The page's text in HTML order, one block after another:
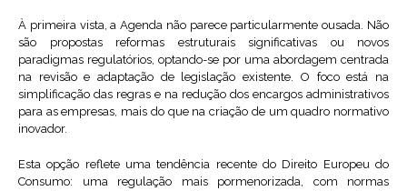
À primeira vista, a Agenda não parece particularmente ousada. Não
são propostas reformas estruturais significativas ou novos
paradigmas regulatórios, optando-se por uma abordagem centrada
na revisão e adaptação de legislação existente. O foco está na
simplificação das regras e na redução dos encargos administrativos
para as empresas, mais do que na criação de um quadro normativo
inovador.
Esta opção reflete uma tendência recente do Direito Europeu do
Consumo: uma regulação mais pormenorizada, com normas